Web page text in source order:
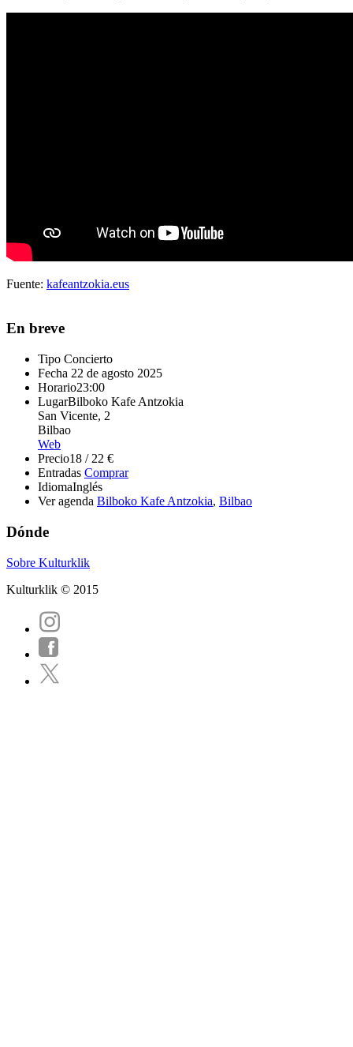
Fuente: kafeantzokia.eus
En breve
Tipo Concierto
Fecha 22 de agosto 2025
Horario23:00
LugarBilboko Kafe Antzokia
San Vicente, 2
Bilbao
Web
Precio18 / 22 €
Entradas Comprar
IdiomaInglés
Ver agenda Bilboko Kafe Antzokia, Bilbao
Dónde
Sobre Kulturklik
Kulturklik © 2015